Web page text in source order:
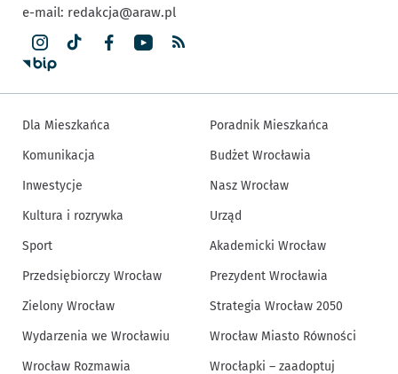
e-mail: redakcja@araw.pl
Dla Mieszkańca
Komunikacja
Inwestycje
Kultura i rozrywka
Sport
Przedsiębiorczy Wrocław
Zielony Wrocław
Wydarzenia we Wrocławiu
Wrocław Rozmawia
Poradnik Mieszkańca
Budżet Wrocławia
Nasz Wrocław
Urząd
Akademicki Wrocław
Prezydent Wrocławia
Strategia Wrocław 2050
Wrocław Miasto Równości
Wrocłapki – zaadoptuj